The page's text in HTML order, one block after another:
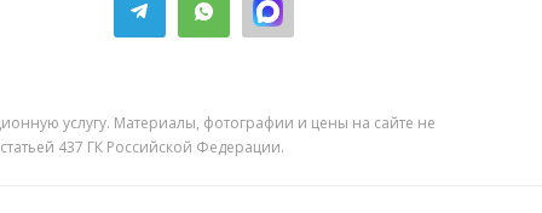
услугу. Материалы, фотографии и цены на сайте не
437 ГК Российской Федерации.